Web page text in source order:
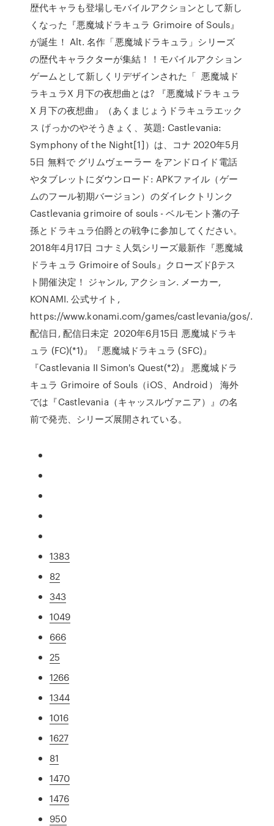
歴代キャラも登場しモバイルアクションとして新し
くなった『悪魔城ドラキュラ Grimoire of Souls』
が誕生！ Alt. 名作「悪魔城ドラキュラ」シリーズ
の歴代キャラクターが集結！！モバイルアクション
ゲームとして新しくリデザインされた「 悪魔城ド
ラキュラX 月下の夜想曲とは? 『悪魔城ドラキュラ
X 月下の夜想曲』（あくまじょうドラキュラエック
ス げっかのやそうきょく、英題: Castlevania:
Symphony of the Night[1]）は、コナ 2020年5月
5日 無料で グリムヴェーラー をアンドロイド電話
やタブレットにダウンロード: APKファイル（ゲー
ムのフール初期バージョン）のダイレクトリンク
Castlevania grimoire of souls - ベルモント藩の子
孫とドラキュラ伯爵との戦争に参加してください。
2018年4月17日 コナミ人気シリーズ最新作『悪魔城
ドラキュラ Grimoire of Souls』クローズドβテス
ト開催決定！ ジャンル, アクション. メーカー,
KONAMI. 公式サイト,
https://www.konami.com/games/castlevania/gos/.
配信日, 配信日未定 2020年6月15日 悪魔城ドラキ
ュラ (FC)(*1)』『悪魔城ドラキュラ (SFC)』
『Castlevania II Simon's Quest(*2)』 悪魔城ドラ
キュラ Grimoire of Souls（iOS、Android） 海外
では『Castlevania（キャッスルヴァニア）』の名
前で発売、シリーズ展開されている。
1383
82
343
1049
666
25
1266
1344
1016
1627
81
1470
1476
950